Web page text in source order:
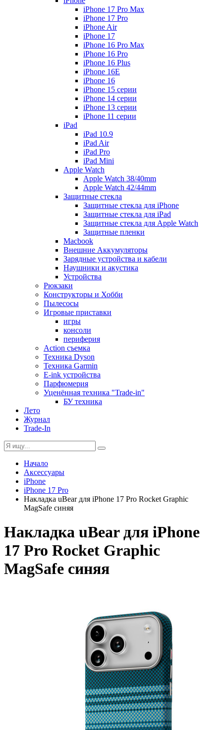
iPhone 17 Pro Max
iPhone 17 Pro
iPhone Air
iPhone 17
iPhone 16 Pro Max
iPhone 16 Pro
iPhone 16 Plus
iPhone 16E
iPhone 16
iPhone 15 серии
iPhone 14 серии
iPhone 13 серии
iPhone 11 серии
iPad
iPad 10.9
iPad Air
iPad Pro
iPad Mini
Apple Watch
Apple Watch 38/40mm
Apple Watch 42/44mm
Защитные стекла
Защитные стекла для iPhone
Защитные стекла для iPad
Защитные стекла для Apple Watch
Защитные пленки
Macbook
Внешние Аккумуляторы
Зарядные устройства и кабели
Наушники и акустика
Устройства
Рюкзаки
Конструкторы и Хобби
Пылесосы
Игровые приставки
игры
консоли
периферия
Action съемка
Техника Dyson
Техника Garmin
E-ink устройства
Парфюмерия
Уценённая техника "Trade-in"
БУ техника
Лето
Журнал
Trade-In
Начало
Аксессуары
iPhone
iPhone 17 Pro
Накладка uBear для iPhone 17 Pro Rocket Graphic
MagSafe синяя
Накладка uBear для iPhone
17 Pro Rocket Graphic
MagSafe синяя